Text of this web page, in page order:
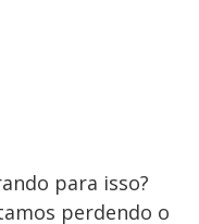
para isso?
perdendo o